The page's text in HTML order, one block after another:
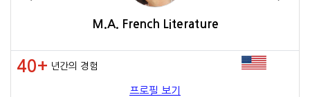
M.A. French Literature
40+ 년간의 경험
프로필 보기